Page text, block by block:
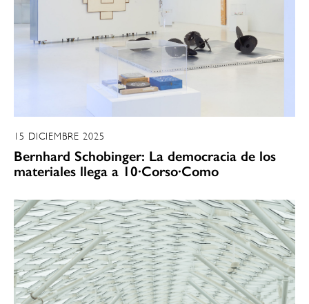
15 DICIEMBRE 2025
Bernhard Schobinger: La democracia de los
materiales llega a 10·Corso·Como